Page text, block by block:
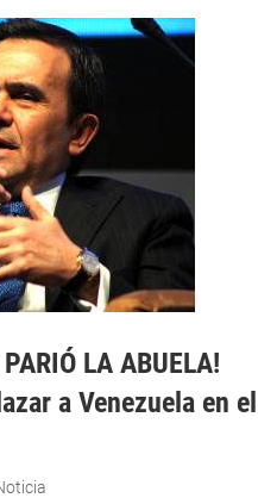
LA ABUELA!
a Venezuela en el